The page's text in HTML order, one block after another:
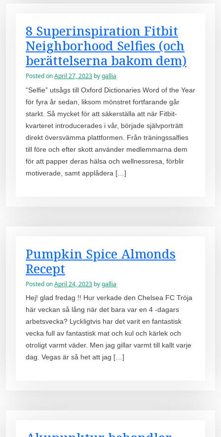
8 Superinspiration Fitbit
Neighborhood Selfies (och
berättelserna bakom dem)
Posted onApril 27, 2023 bygallia
“Selfie” utsågs till Oxford Dictionaries Word of the Year
för fyra år sedan, liksom mönstret fortfarande går
starkt. Så mycket för att säkerställa att när Fitbit-
kvarteret introducerades i vår, började självporträtt
direkt översvämma plattformen. Från träningssalfies
till före och efter skott använder medlemmarna dem
för att papper deras hälsa och wellnessresa, förblir
motiverade, samt applådera […]
Pumpkin Spice Almonds
Recept
Posted onApril 24, 2023 bygallia
Hej! glad fredag ​​!! Hur verkade den Chelsea FC Tröja
här veckan så lång när det bara var en 4 -dagars
arbetsvecka? Lyckligtvis har det varit en fantastisk
vecka full av fantastisk mat och kul och kärlek och
otroligt varmt väder. Men jag gillar varmt till kallt varje
dag. Vegas är så het att jag […]